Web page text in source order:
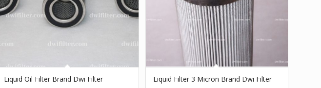
Liquid Oil Filter Brand Dwi Filter Liquid Filter 3 Micron Brand Dwi Filter